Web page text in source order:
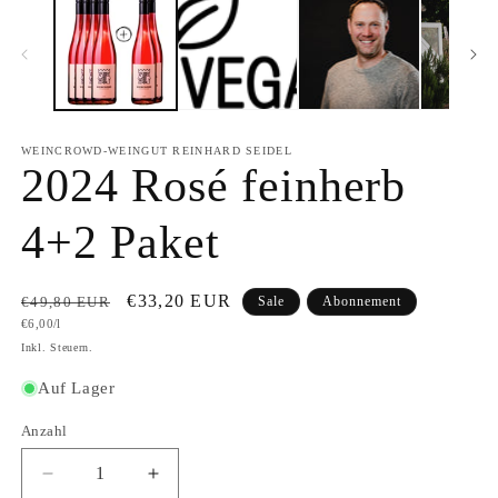
WEINCROWD-WEINGUT REINHARD SEIDEL
2024 Rosé feinherb
4+2 Paket
Normaler
Preis
€49,80 EUR Verkaufspreis
€33,20 EUR
Grundpreis
€6,00/l
Sale Abonnement
Inkl. Steuern.
Auf Lager
Anzahl
Anzahl
Verringere
Erhöhe